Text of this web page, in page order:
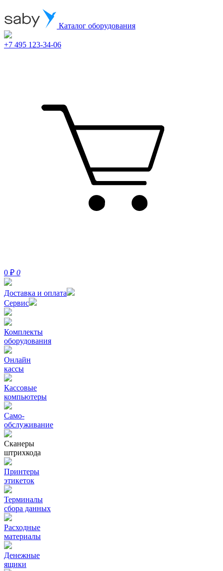
Каталог оборудования
+7 495 123-34-06
0 ₽ 0
Доставка и оплата
Сервис
Комплекты
оборудования
Онлайн
кассы
Кассовые
компьютеры
Само-
обслуживание
Сканеры
штрихкода
Принтеры
этикеток
Терминалы
сбора данных
Расходные
материалы
Денежные
ящики